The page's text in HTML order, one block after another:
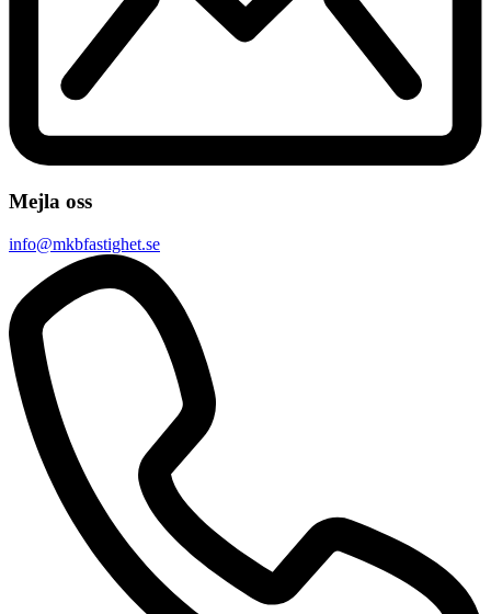
Mejla oss
info@mkbfastighet.se